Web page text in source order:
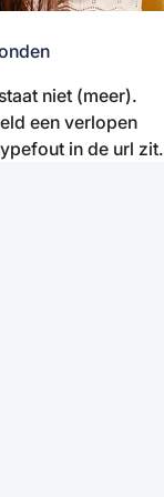
niet (meer).
een verlopen
in de url zit.